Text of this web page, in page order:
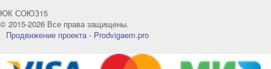
ЮК СОЮЗ15
© 2015-2026 Все права защищены.
Продвижение проекта - Prodvigaem.pro